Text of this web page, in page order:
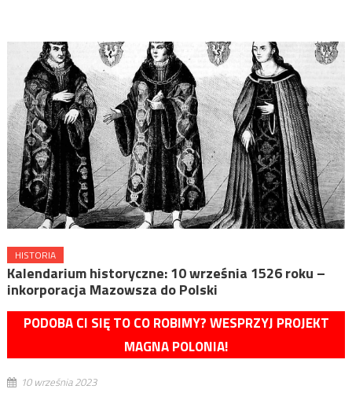
HISTORIA
Kalendarium historyczne: 10 września 1526 roku –
inkorporacja Mazowsza do Polski
PODOBA CI SIĘ TO CO ROBIMY? WESPRZYJ PROJEKT
MAGNA POLONIA!
10 września 2023